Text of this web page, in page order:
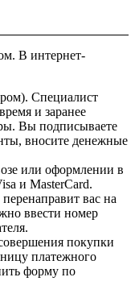
В интернет-
Специалист
и заранее
Вы подписываете
вносите денежные
или оформлении в
и MasterCard.
вас на
ввести номер
покупки
платежного
форму по